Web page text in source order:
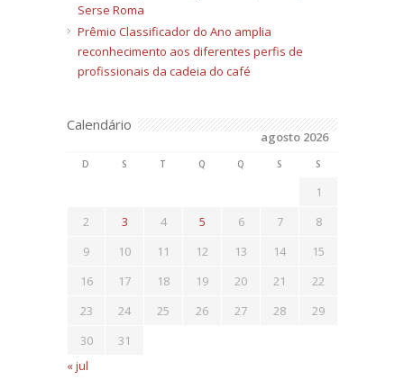
Serse Roma
Prêmio Classificador do Ano amplia
reconhecimento aos diferentes perfis de
profissionais da cadeia do café
Calendário
agosto 2026
D S T Q Q S S
1
2
3 4 5 6 7
8
9
10 11 12 13 14
15
16
17 18 19 20 21
22
23
24 25 26 27 28
29
30
31
« jul